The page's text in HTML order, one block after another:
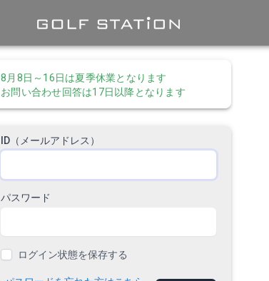
8月8日～16日は夏季休業となります
お問い合わせ回答は17日以降となります
ID（メールアドレス）
パスワード
ログイン状態を保存する